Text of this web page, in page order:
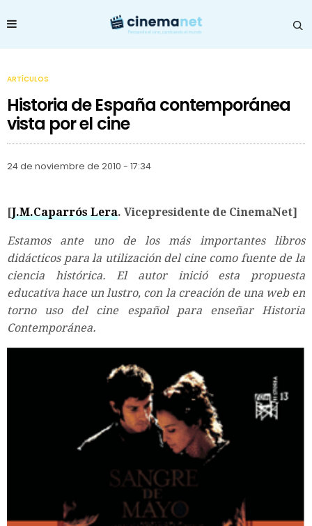
ARTÍCULOS
Historia de España contemporánea
vista por el cine
24 de noviembre de 2010 - 17:34
[J.M.Caparrós Lera. Vicepresidente de CinemaNet]
Estamos ante uno de los más importantes libros
didácticos para la utilización del cine como fuente de la
ciencia histórica. El autor inició esta propuesta
educativa hace un lustro, con la creación de una web en
torno uso del cine español para enseñar Historia
Contemporánea.